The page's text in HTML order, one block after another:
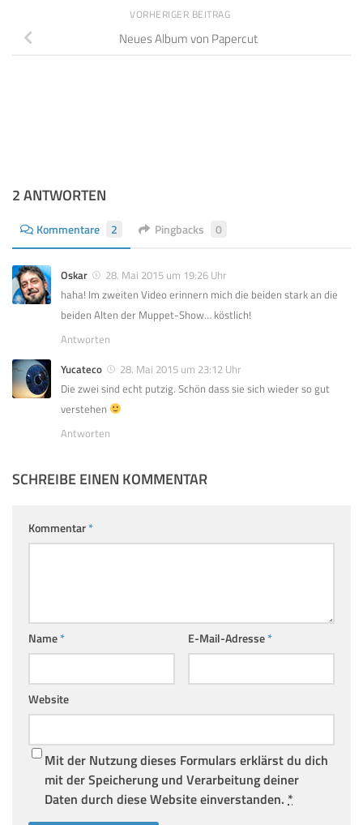
VORHERIGER BEITRAG
Neues Album von Papercut
2 ANTWORTEN
Kommentare 2 Pingbacks 0
Oskar
28. Mai 2015 um 19:26 Uhr
haha! Im zweiten Video erinnern mich die beiden stark an die
beiden Alten der Muppet-Show… köstlich!
Antworten
Yucateco
28. Mai 2015 um 23:12 Uhr
Die zwei sind echt putzig. Schön dass sie sich wieder so gut
verstehen
Antworten
SCHREIBE EINEN KOMMENTAR
Kommentar*
Name* E-Mail-Adresse*
Website
Mit der Nutzung dieses Formulars erklärst du dich
mit der Speicherung und Verarbeitung deiner
Daten durch diese Website einverstanden. *